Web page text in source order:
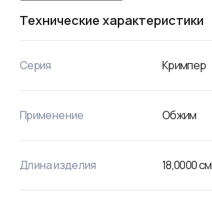
Технические характеристики
Серия Кримпер
Применение Обжим
Длина изделия 18,0000см